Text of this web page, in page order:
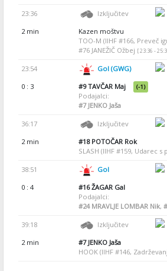
23:36 Izključitev
2 min
Kazen moštvu
TOO-M (IIHF #166, Preveč
#76 JANEŽIČ Ožbej [ 23:36 -
23:54 Gol (GWG)
0 : 3
#9TAVČAR Maj (-1)
Podajalci:
#7JENKO Jaša
36:17 Izključitev
2 min
#18POTOČAR Rok
SLASH (IIHF #159, Udarec s
38:51 Gol
0 : 4
#16ŽAGAR Gal
Podajalci:
#24MRAVLJE LOMBAR Nik,
39:18 Izključitev
2 min
#7JENKO Jaša
HOOK (IIHF #146,